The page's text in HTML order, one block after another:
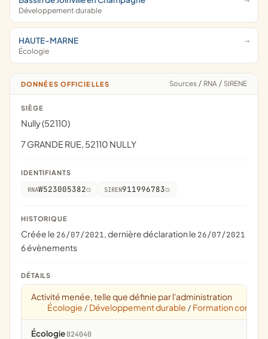
Développement durable
HAUTE-MARNE
Écologie
DONNÉES OFFICIELLES Sources / RNA / SIRENE
SIÈGE
Nully (52110)
7 GRANDE RUE, 52110 NULLY
IDENTIFIANTS
RNAW523005382 SIREN911996783
HISTORIQUE
Créée le 26/07/2021, dernière déclaration le 26/07/2021
6 évènements
DÉTAILS
Activité menée, telle que définie par l'administration
Écologie / Développement durable / Formation
Écologie 024040